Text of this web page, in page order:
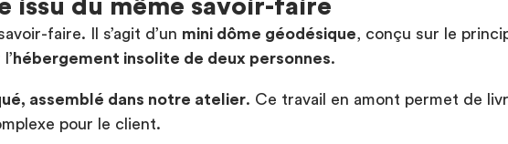
issu du même savoir-faire
faire. Il s’agit d’un mini dôme géodésique , conçu sur le
hébergement insolite de deux personnes.
assemblé dans notre atelier. Ce travail en amont permet de
pour le client.